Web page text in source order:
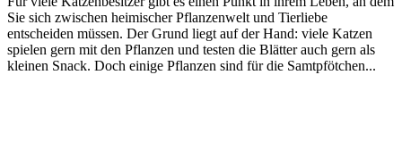
Sie sich zwischen heimischer Pflanzenwelt und Tierliebe
entscheiden müssen. Der Grund liegt auf der Hand: viele Katzen
spielen gern mit den Pflanzen und testen die Blätter auch gern als
kleinen Snack. Doch einige Pflanzen sind für die Samtpfötchen...